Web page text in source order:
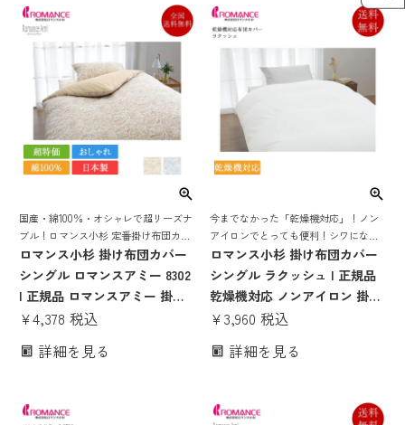
国産・綿100％・オシャレで超リーズナ
ブル！ロマンス小杉 定番掛け布団カバ
ー
ロマンス小杉 掛け布団カバー
シングル ロマンスアミー 8302
| 正規品 ロマンスアミー 掛け
ふとんカバー シングルサイズ
コットン おしゃれ
¥4,378 税込
詳細を見る
今までなかった「乾燥機対応」！ノン
アイロンでとっても便利！シワになり
にくく、心地よい肌触りの掛け布団カ
バー
ロマンス小杉 掛け布団カバー
シングル ラクッシュ | 正規品
乾燥機対応 ノンアイロン 掛け
ふとんカバー 掛けカバー 綿
¥3,960 税込
詳細を見る